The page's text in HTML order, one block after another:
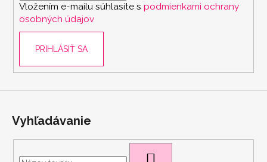
Vložením e-mailu súhlasíte s podmienkami ochrany
osobných údajov
PRIHLÁSIŤ SA
Vyhľadávanie